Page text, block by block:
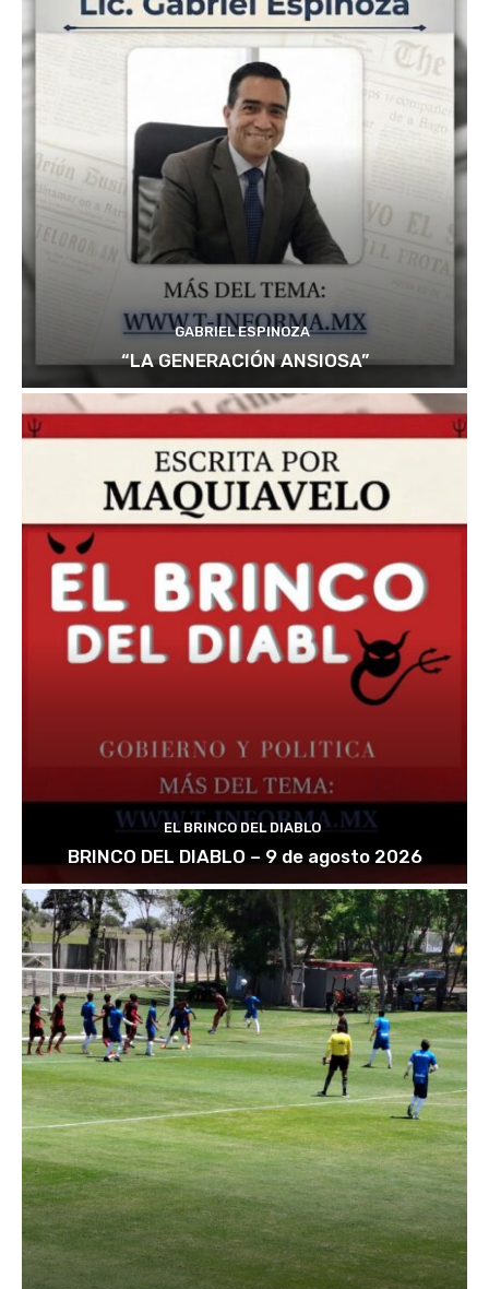
GABRIEL ESPINOZA
“LA GENERACIÓN ANSIOSA”
EL BRINCO DEL DIABLO
BRINCO DEL DIABLO – 9 de agosto 2026